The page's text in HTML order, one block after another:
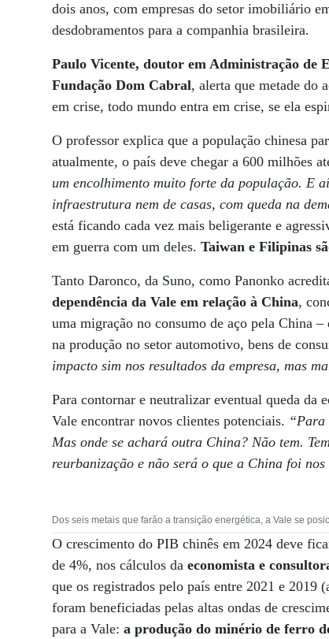
dois anos, com empresas do setor imobiliário
desdobramentos para a companhia brasileira.
Paulo Vicente, doutor em Administração de
Fundação Dom Cabral, alerta que metade do
em crise, todo mundo entra em crise, se ela
O professor explica que a população chinesa
atualmente, o país deve chegar a 600 milhões
um encolhimento muito forte da população. E
infraestrutura nem de casas, com queda na
está ficando cada vez mais beligerante e
em guerra com um deles.Taiwan e Filipinas
Tanto Daronco, da Suno, como Panonko
dependência da Vale em relação à China,
uma migração no consumo de aço pela China
na produção no setor automotivo, bens de
impacto sim nos resultados da empresa, mas
Para contornar e neutralizar eventual queda da
Vale encontrar novos clientes potenciais.
Mas onde se achará outra China? Não tem.
reurbanização e não será o que a China foi
Dos seis metais que farão a transição energética, a Vale se
O crescimento do PIB chinês em 2024 deve
de 4%, nos cálculos daeconomista e
que os registrados pelo país entre 2021 e 2019
foram beneficiadas pelas altas ondas de
para a Vale:a produção do minério de ferro